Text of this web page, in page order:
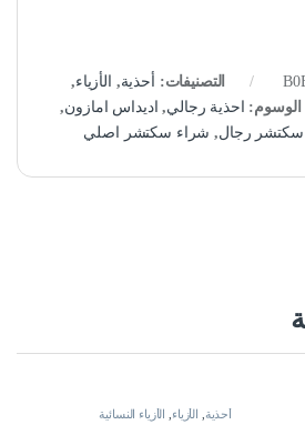
التصنيفات: أحذية, الأزياء,
الوسوم: احذية رجالي, اديداس امازون,
سكتشر رجال, شراء سكتشر اصلي
أحذية, الأزياء, الأزياء النسائية